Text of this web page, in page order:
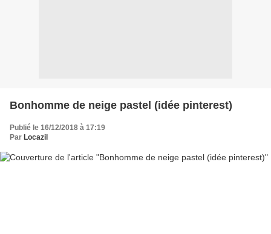
Bonhomme de neige pastel (idée pinterest)
Publié le 16/12/2018 à 17:19
Par Locazil